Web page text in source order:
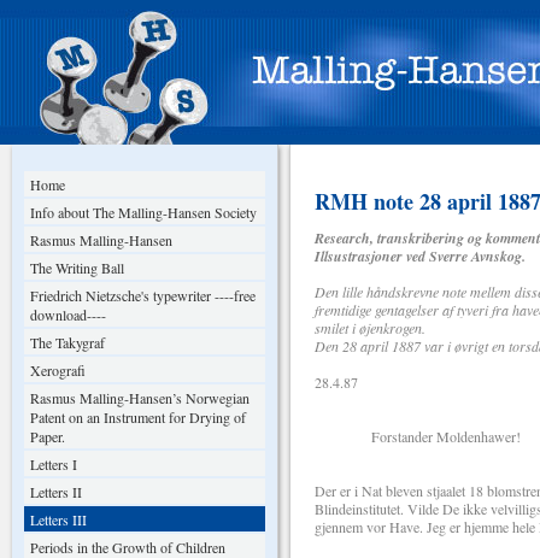
Home
Info about The Malling-Hansen Society
Rasmus Malling-Hansen
The Writing Ball
Friedrich Nietzsche's typewriter ----free
download----
The Takygraf
Xerografi
Rasmus Malling-Hansen’s Norwegian
Patent on an Instrument for Drying of
Paper.
Letters I
Letters II
Letters III
Periods in the Growth of Children
RMH note 28 april
Research, transkribering og
Illsustrasjoner ved Sverre Avnskog.
Den lille håndskrevne note mellem
fremtidige gentagelser af tyveri fra
smilet i øjenkrogen.
Den 28 april 1887 var i øvrigt en
28.4.87
Forstander Moldenhawer!
Der er i Nat bleven stjaalet 18
Blindeinstitutet. Vilde De ikke
gjennem vor Have. Jeg er hjemme